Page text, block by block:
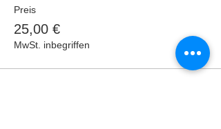
Preis
25,00 €
MwSt. inbegriffen